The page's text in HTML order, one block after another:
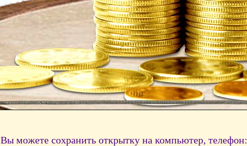
Вы можете сохранить открытку на компьютер, телефон: